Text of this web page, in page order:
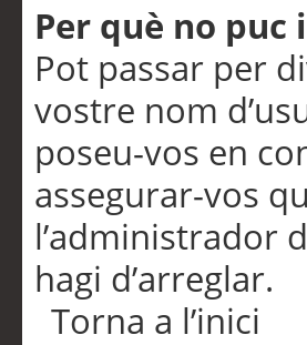
Per què no puc
Pot passar per
vostre nom
poseu-vos en
assegurar-vos
l’administrador
hagi d’arreglar.
Torna a l’inici